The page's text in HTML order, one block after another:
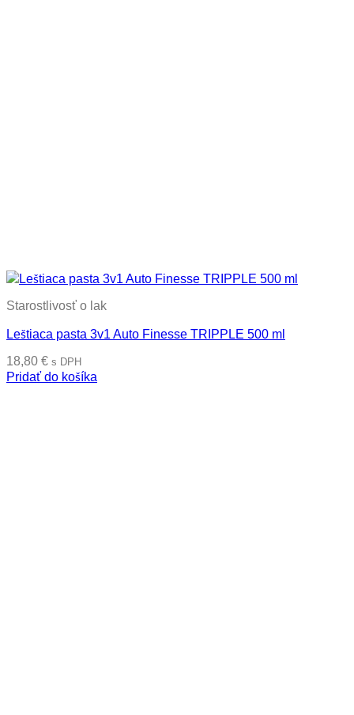
Starostlivosť o lak
Leštiaca pasta 3v1 Auto Finesse TRIPPLE 500 ml
18,80 € s DPH
Pridať do košíka